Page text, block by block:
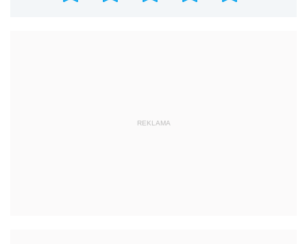
REKLAMA